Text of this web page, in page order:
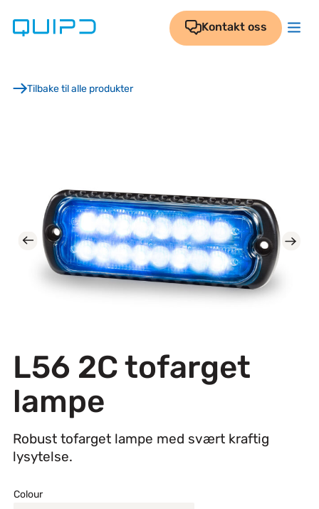
Kontakt oss
Tilbake til alle produkter
L56 2C tofarget
lampe
Robust tofarget lampe med svært kraftig
lysytelse.
Colour